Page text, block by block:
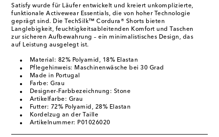
Satisfy wurde für Läufer entwickelt und kreiert unkomplizierte,
funktionale Activewear Essentials, die von hoher Technologie
geprägt sind. Die TechSilk™ Cordura® Shorts bieten
Langlebigkeit, feuchtigkeitsableitenden Komfort und Taschen
zur sicheren Aufbewahrung – ein minimalistisches Design, das
auf Leistung ausgelegt ist.
Material: 82% Polyamid, 18% Elastan
Pflegehinweis: Maschinenwäsche bei 30 Grad
Made in Portugal
Farbe: Grau
Designer-Farbbezeichnung: Stone
Artikelfarbe: Grau
Futter: 72% Polyamid, 28% Elastan
Kordelzug an der Taille
Artikelnummer: P01026020